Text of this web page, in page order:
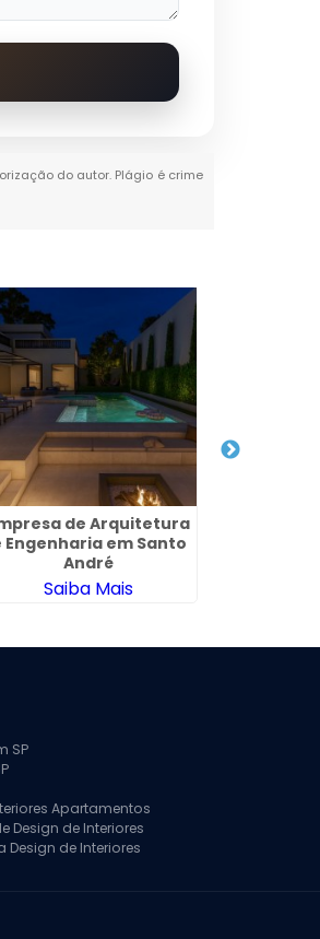
do autor. Plágio é crime
de Arquitetura
Engenharia em Santo
André
Saiba Mais
SP
Apartamentos
Design de Interiores
Design de Interiores